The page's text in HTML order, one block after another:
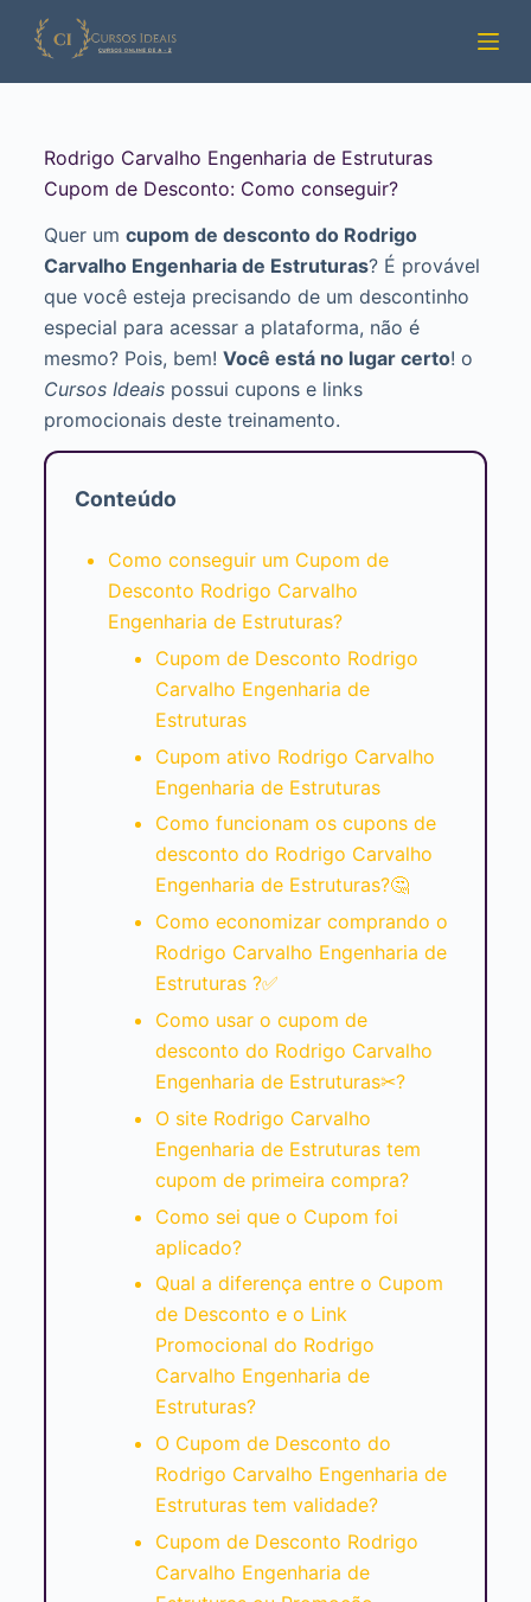
Pular
para
Rodrigo Carvalho Engenharia de Estruturas
Cupom de Desconto: Como conseguir?
Quer um cupom de desconto do Rodrigo
Carvalho Engenharia de Estruturas? É provável
que você esteja precisando de um descontinho
especial para acessar a plataforma, não é
mesmo? Pois, bem! Você está no lugar certo! o
Cursos Ideaispossui cupons e links
promocionais deste treinamento.
Conteúdo
Como conseguir um Cupom de
Desconto Rodrigo Carvalho
Engenharia de Estruturas?
Cupom de Desconto Rodrigo
Carvalho Engenharia de
Estruturas
Cupom ativo Rodrigo Carvalho
Engenharia de Estruturas
Como funcionam os cupons de
desconto do Rodrigo Carvalho
Engenharia de Estruturas?🤔
Como economizar comprando o
Rodrigo Carvalho Engenharia de
Estruturas ?✅
Como usar o cupom de
desconto do Rodrigo Carvalho
Engenharia de Estruturas✂?
O site Rodrigo Carvalho
Engenharia de Estruturas tem
cupom de primeira compra?
Como sei que o Cupom foi
aplicado?
Qual a diferença entre o Cupom
de Desconto e o Link
Promocional do Rodrigo
Carvalho Engenharia de
Estruturas?
O Cupom de Desconto do
Rodrigo Carvalho Engenharia de
Estruturas tem validade?
Cupom de Desconto Rodrigo
Carvalho Engenharia de